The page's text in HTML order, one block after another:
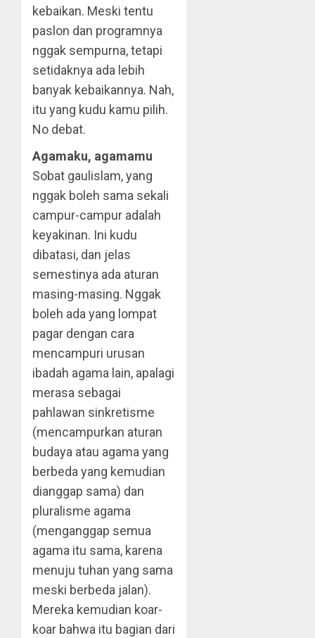
kebaikan. Meski tentu
paslon dan programnya
nggak sempurna, tetapi
setidaknya ada lebih
banyak kebaikannya. Nah,
itu yang kudu kamu pilih.
No debat.
Agamaku, agamamu
Sobat gaulislam, yang
nggak boleh sama sekali
campur-campur adalah
keyakinan. Ini kudu
dibatasi, dan jelas
semestinya ada aturan
masing-masing. Nggak
boleh ada yang lompat
pagar dengan cara
mencampuri urusan
ibadah agama lain, apalagi
merasa sebagai
pahlawan sinkretisme
(mencampurkan aturan
budaya atau agama yang
berbeda yang kemudian
dianggap sama) dan
pluralisme agama
(menganggap semua
agama itu sama, karena
menuju tuhan yang sama
meski berbeda jalan).
Mereka kemudian koar-
koar bahwa itu bagian dari